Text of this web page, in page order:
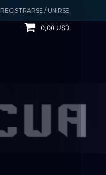
REGISTRARSE / UNIRSE
0,00 USD